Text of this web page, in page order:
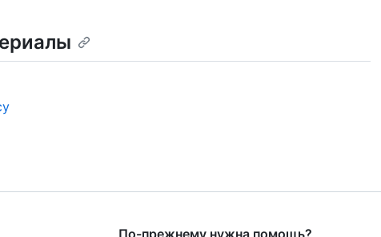
По-прежнему нужна помощь?